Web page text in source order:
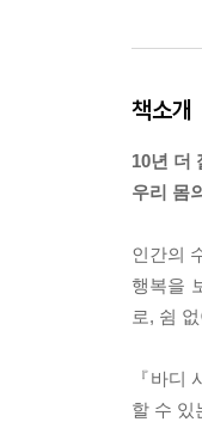
책소개
10년 더
우리 몸
인간의
행복을
로, 쉼
『바디
할 수 있